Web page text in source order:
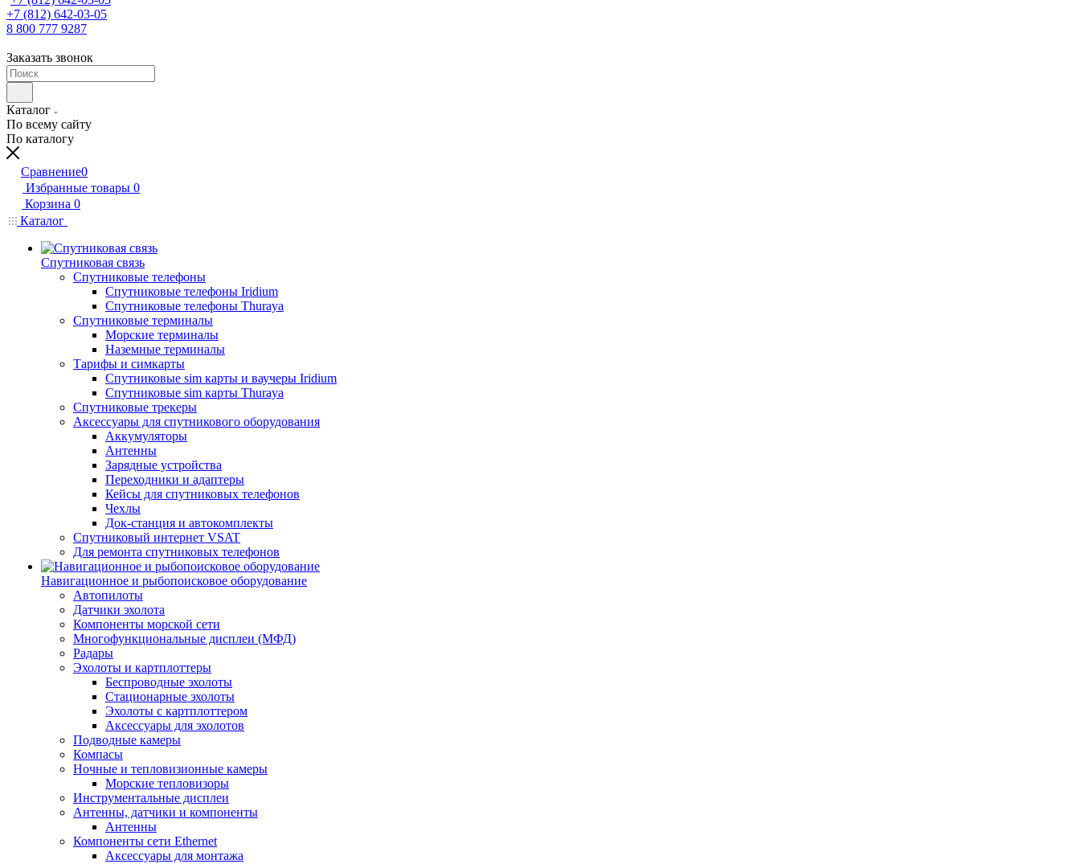
+7 (812) 642-03-05
8 800 777 9287
Заказать звонок
Каталог
По всему сайту
По каталогу
Сравнение0
Избранные товары 0
Корзина 0
Каталог
Спутниковая связь
Спутниковые телефоны
Спутниковые телефоны Iridium
Спутниковые телефоны Thuraya
Спутниковые терминалы
Морские терминалы
Наземные терминалы
Тарифы и симкарты
Спутниковые sim карты и ваучеры Iridium
Спутниковые sim карты Thuraya
Спутниковые трекеры
Аксессуары для спутникового оборудования
Аккумуляторы
Антенны
Зарядные устройства
Переходники и адаптеры
Кейсы для спутниковых телефонов
Чехлы
Док-станция и автокомплекты
Спутниковый интернет VSAT
Для ремонта спутниковых телефонов
Навигационное и рыбопоисковое оборудование
Автопилоты
Датчики эхолота
Компоненты морской сети
Многофункциональные дисплеи (МФД)
Радары
Эхолоты и картплоттеры
Беспроводные эхолоты
Стационарные эхолоты
Эхолоты с картплоттером
Аксессуары для эхолотов
Подводные камеры
Компасы
Ночные и тепловизионные камеры
Морские тепловизоры
Инструментальные дисплеи
Антенны, датчики и компоненты
Антенны
Компоненты сети Ethernet
Аксессуары для монтажа